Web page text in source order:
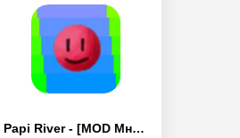
Papi River - [MOD Много монет]